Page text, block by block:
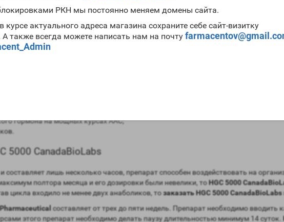
РКН мы постоянно меняем домены сайта.
актуального адреса магазина сохраните себе сайт-визитку
А также всегда можете написать нам на почту
воздействие на организм, которого сравнимо с ЛГ и ФСГ. Именно поэтому
всего
не применяется. Его основной
Как известно, любой анаболик в разной степени обладает
гормона на мощных курсах ААС;
5000 CanadaBioLabs
и составляет лишь несколько часов, препарат способен воздействовать на
полтора месяца и его дозировки были невелики, тоHGC 5000
цикла входило не менее двух анаболиков, тозаказать HGC 5000 CanadaBioLabs
составляет от трех до пяти недель. Препарат необходимо вводить
этого препарат необходимо делать паузу длительностью минимум 14 суток.